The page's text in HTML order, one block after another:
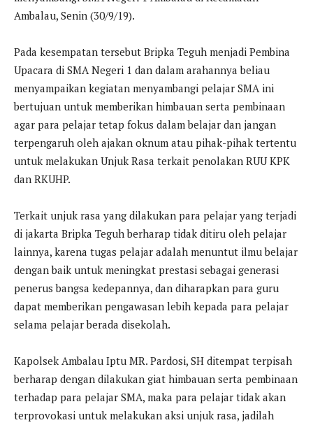
Ambalau, Senin (30/9/19).
Pada kesempatan tersebut Bripka Teguh menjadi Pembina
Upacara di SMA Negeri 1 dan dalam arahannya beliau
menyampaikan kegiatan menyambangi pelajar SMA ini
bertujuan untuk memberikan himbauan serta pembinaan
agar para pelajar tetap fokus dalam belajar dan jangan
terpengaruh oleh ajakan oknum atau pihak-pihak tertentu
untuk melakukan Unjuk Rasa terkait penolakan RUU KPK
dan RKUHP.
Terkait unjuk rasa yang dilakukan para pelajar yang terjadi
di jakarta Bripka Teguh berharap tidak ditiru oleh pelajar
lainnya, karena tugas pelajar adalah menuntut ilmu belajar
dengan baik untuk meningkat prestasi sebagai generasi
penerus bangsa kedepannya, dan diharapkan para guru
dapat memberikan pengawasan lebih kepada para pelajar
selama pelajar berada disekolah.
Kapolsek Ambalau Iptu MR. Pardosi, SH ditempat terpisah
berharap dengan dilakukan giat himbauan serta pembinaan
terhadap para pelajar SMA, maka para pelajar tidak akan
terprovokasi untuk melakukan aksi unjuk rasa, jadilah